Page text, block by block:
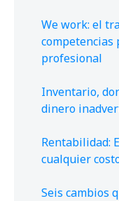
We work: el
competencias
profesional
Inventario,
dinero
Rentabilidad:
cualquier
Seis cambios